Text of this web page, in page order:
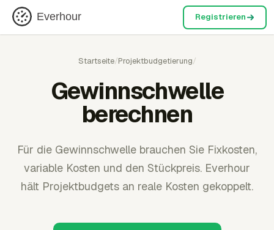
Everhour Registrieren
Startseite/Projektbudgetierung/
Gewinnschwelle
berechnen
Für die Gewinnschwelle brauchen Sie Fixkosten,
variable Kosten und den Stückpreis. Everhour
hält Projektbudgets an reale Kosten gekoppelt.